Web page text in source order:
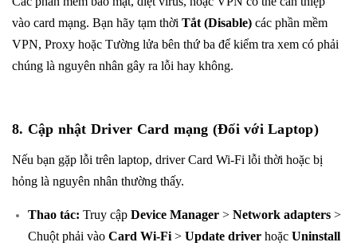
vào card mạng. Bạn hãy tạm thời Tắt (Disable) các phần mềm
VPN, Proxy hoặc Tường lửa bên thứ ba để kiểm tra xem có phải
chúng là nguyên nhân gây ra lỗi hay không.
8. Cập nhật Driver Card mạng (Đối với Laptop)
Nếu bạn gặp lỗi trên laptop, driver Card Wi-Fi lỗi thời hoặc bị
hỏng là nguyên nhân thường thấy.
Thao tác: Truy cập Device Manager > Network adapters >
Chuột phải vào Card Wi-Fi > Update driver hoặc Uninstall